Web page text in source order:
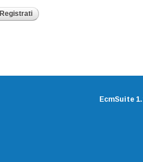
Registrati
EcmSuite